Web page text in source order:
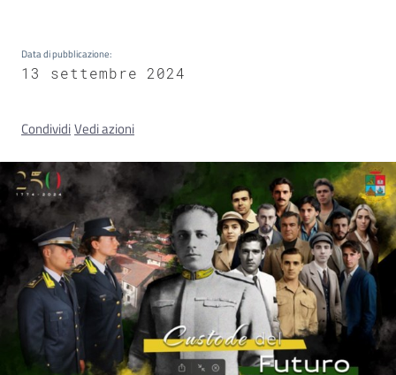
di
formazione
Contatti
Seguici
su
Data di pubblicazione:
13 settembre 2024
CondividiVedi azioni